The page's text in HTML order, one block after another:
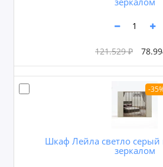
121.529 ₽
-
Шкаф Лейла светло серый
зеркалом